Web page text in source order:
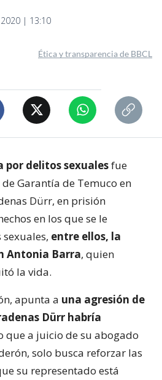
| 13:10
Ética y transparencia de BBCL
por delitos sexualesfue
Garantía de Temuco en
Dürr, en prisión
en los que se le
entre ellos, la
Antonia Barra, quien
la vida.
apunta a una agresión de
Dürr habría
que a juicio de su abogado
solo busca reforzar las
su representado está